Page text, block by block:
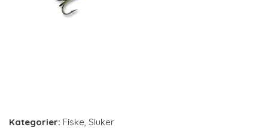
Kategorier: Fiske, Sluker